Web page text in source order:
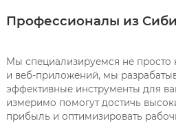
Профессионалы из
Мы специализируемся не
и веб-приложений, мы
эффективные инструменты для
измеримо помогут достичь
прибыль и оптимизировать